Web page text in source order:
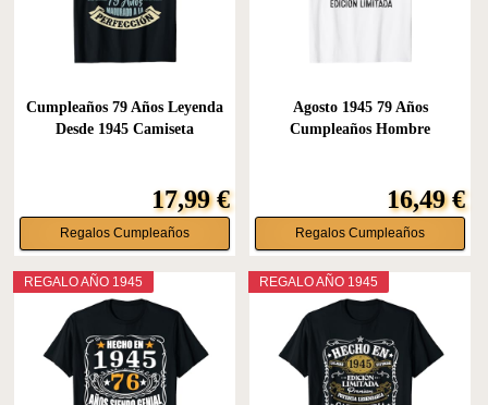
Cumpleaños 79 Años Leyenda
Desde 1945 Camiseta
17,99 €
Regalos Cumpleaños
Agosto 1945 79 Años
Cumpleaños Hombre
16,49 €
Regalos Cumpleaños
REGALO AÑO 1945 REGALO AÑO 1945